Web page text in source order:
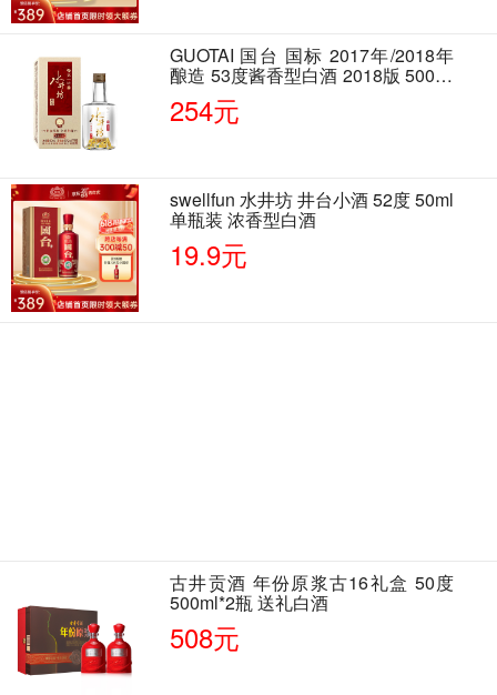
GUOTAI 国台 国标 2017年/2018年
酿造 53度酱香型白酒 2018版 500ml
单瓶装
254元
swellfun 水井坊 井台小酒 52度 50ml
单瓶装 浓香型白酒
19.9元
古井贡酒 年份原浆古16礼盒 50度
500ml*2瓶 送礼白酒
508元